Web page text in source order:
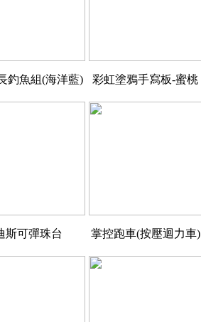
釣魚組(海洋藍) 彩虹塗鴉手寫板-蜜桃
斯可彈珠台 掌控跑車(按壓迴力車)